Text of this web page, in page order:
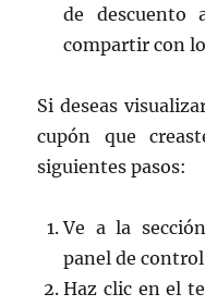
de descuento
compartir con
Si deseas
cupón que
siguientes pasos:
Ve a la
panel de
Haz clic en el